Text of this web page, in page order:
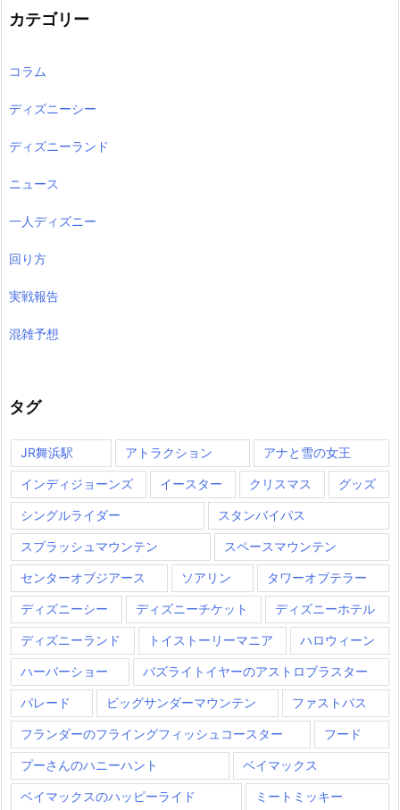
カテゴリー
コラム
ディズニーシー
ディズニーランド
ニュース
一人ディズニー
回り方
実戦報告
混雑予想
タグ
JR舞浜駅 アトラクション アナと雪の女王
インディジョーンズ イースター クリスマス グッズ
シングルライダー スタンバイパス
スプラッシュマウンテン スペースマウンテン
センターオブジアース ソアリン タワーオブテラー
ディズニーシー ディズニーチケット ディズニーホテル
ディズニーランド トイストーリーマニア ハロウィーン
ハーバーショー バズライトイヤーのアストロブラスター
パレード ビッグサンダーマウンテン ファストパス
フランダーのフライングフィッシュコースター フード
プーさんのハニーハント ベイマックス
ベイマックスのハッピーライド ミートミッキー